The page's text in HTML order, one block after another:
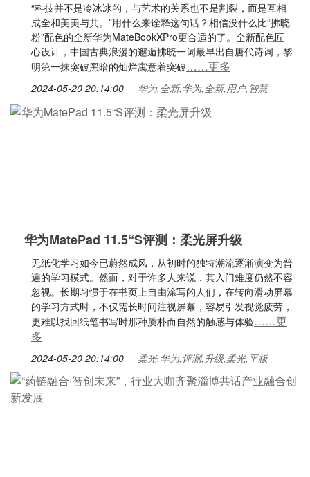
“科技并不是冷冰冰的，与艺术的关系也不是割裂，而是互相
成全和美美与共。”用什么来诠释这句话？相信没什么比“拂晓
粉”配色的全新华为MateBookXPro更合适的了。全新配色匠
心设计，中国古典浪漫的邂逅拂晓一词最早出自唐代诗词，黎
明第一抹突破黑暗的灿烂寓意着突破……更多
2024-05-20 20:14:00 华为,全新,华为,全新,用户,智慧
华为MatePad 11.5“S评测：柔光屏升级
无纸化学习如今已蔚然成风，从初时的独特潮流逐渐演变为普
遍的学习模式。然而，对于许多人来说，其入门难度仍然不容
忽视。长期习惯于在书页上自由涂写的人们，在转向滑动屏幕
的学习方式时，不仅需长时间注视屏幕，容易引发视觉疲劳，
更难以找回纸笔书写时那种质朴而自然的触感与体验……更
多
2024-05-20 20:14:00 柔光,华为,评测,升级,柔光,平板